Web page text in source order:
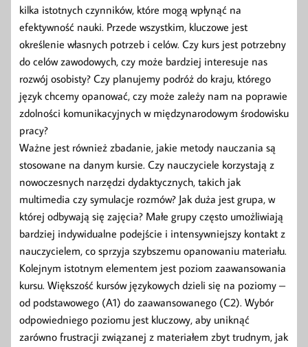
kilka istotnych czynników, które mogą wpłynąć na
efektywność nauki. Przede wszystkim, kluczowe jest
określenie własnych potrzeb i celów. Czy kurs jest potrzebny
do celów zawodowych, czy może bardziej interesuje nas
rozwój osobisty? Czy planujemy podróż do kraju, którego
język chcemy opanować, czy może zależy nam na poprawie
zdolności komunikacyjnych w międzynarodowym środowisku
pracy?
Ważne jest również zbadanie, jakie metody nauczania są
stosowane na danym kursie. Czy nauczyciele korzystają z
nowoczesnych narzędzi dydaktycznych, takich jak
multimedia czy symulacje rozmów? Jak duża jest grupa, w
której odbywają się zajęcia? Małe grupy często umożliwiają
bardziej indywidualne podejście i intensywniejszy kontakt z
nauczycielem, co sprzyja szybszemu opanowaniu materiału.
Kolejnym istotnym elementem jest poziom zaawansowania
kursu. Większość kursów językowych dzieli się na poziomy –
od podstawowego (A1) do zaawansowanego (C2). Wybór
odpowiedniego poziomu jest kluczowy, aby uniknąć
zarówno frustracji związanej z materiałem zbyt trudnym, jak